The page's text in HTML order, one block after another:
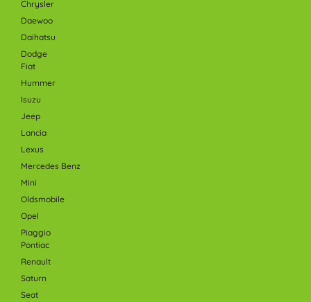
Chrysler
Daewoo
Daihatsu
Dodge
Fiat
Hummer
Isuzu
Jeep
Lancia
Lexus
Mercedes Benz
Mini
Oldsmobile
Opel
Piaggio
Pontiac
Renault
Saturn
Seat